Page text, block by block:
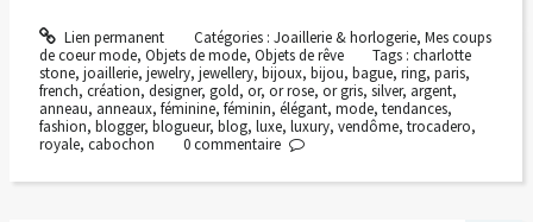
Lien permanent Catégories : Joaillerie & horlogerie, Mes coups
de coeur mode, Objets de mode, Objets de rêve Tags :charlotte
stone, joaillerie, jewelry, jewellery, bijoux, bijou, bague, ring, paris,
french, création, designer, gold, or, or rose, or gris, silver, argent,
anneau, anneaux, féminine, féminin, élégant, mode, tendances,
fashion, blogger, blogueur, blog, luxe, luxury, vendôme, trocadero,
royale, cabochon 0commentaire